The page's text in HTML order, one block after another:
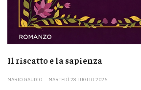
Il riscatto e la sapienza
MARIO GAUDIO MARTEDÌ 28 LUGLIO 2026